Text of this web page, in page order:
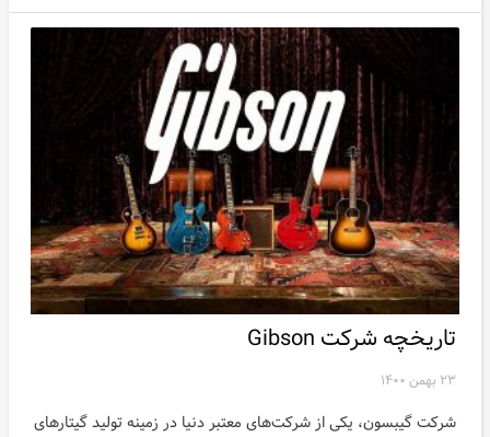
تاریخچه شرکت Gibson
۲۳ بهمن ۱۴۰۰
شرکت گیبسون، یکی از شرکت‌های معتبر دنیا در زمینه تولید گیتارهای